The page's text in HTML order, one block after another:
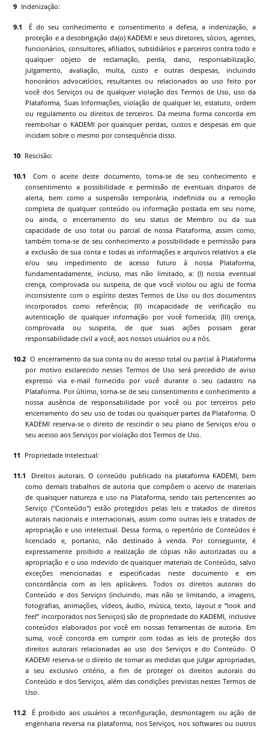
Indenização:
É do seu conhecimento e consentimento a defesa, a indenização, a
proteção e a desobrigação da(o) KADEMI e seus diretores, sócios, agentes,
funcionários, consultores, afiliados, subsidiários e parceiros contra todo e
qualquer objeto de reclamação, perda, dano, responsabilização,
julgamento, avaliação, multa, custo e outras despesas, incluindo
honorários advocatícios, resultantes ou relacionados ao uso feito por
você dos Serviços ou de qualquer violação dos Termos de Uso, uso da
Plataforma, Suas Informações, violação de qualquer lei, estatuto, ordem
ou regulamento ou direitos de terceiros. Da mesma forma concorda em
reembolsar o KADEMI por quaisquer perdas, custos e despesas em que
incidam sobre o mesmo por consequência disso.
Rescisão:
Com o aceite deste documento, torna-se de seu conhecimento e
consentimento a possibilidade e permissão de eventuais disparos de
alerta, bem como a suspensão temporária, indefinida ou a remoção
completa de qualquer conteúdo ou informação postada em seu nome,
ou ainda, o encerramento do seu status de Membro ou da sua
capacidade de uso total ou parcial de nossa Plataforma, assim como,
também torna-se de seu conhecimento a possibilidade e permissão para
a exclusão de sua conta e todas as informações e arquivos relativos a ela
e/ou seu impedimento de acesso futuro à nossa Plataforma,
fundamentadamente, incluso, mas não limitado, a: (I) nossa eventual
crença, comprovada ou suspeita, de que você violou ou agiu de forma
inconsistente com o espírito destes Termos de Uso ou dos documentos
incorporados como referência; (II) incapacidade de verificação ou
autenticação de qualquer informação por você fornecida; (III) crença,
comprovada ou suspeita, de que suas ações possam gerar
responsabilidade civil a você, aos nossos usuários ou a nós.
O encerramento da sua conta ou do acesso total ou parcial à Plataforma
por motivo esclarecido nesses Termos de Uso será precedido de aviso
expresso via e-mail fornecido por você durante o seu cadastro na
Plataforma. Por último, torna-se de seu consentimento e conhecimento a
nossa ausência de responsabilidade por você ou por terceiros pelo
encerramento do seu uso de todas ou quaisquer partes da Plataforma. O
KADEMI reserva-se o direito de rescindir o seu plano de Serviços e/ou o
seu acesso aos Serviços por violação dos Termos de Uso.
Propriedade Intelectual:
Direitos autorais. O conteúdo publicado na plataforma KADEMI, bem
como demais trabalhos de autoria que compõem o acervo de materiais
de quaisquer natureza e uso na Plataforma, sendo tais pertencentes ao
Serviço ("Conteúdo") estão protegidos pelas leis e tratados de direitos
autorais nacionais e internacionais, assim como outras leis e tratados de
apropriação e uso intelectual. Dessa forma, o repertório de Conteúdos é
licenciado e, portanto, não destinado à venda. Por conseguinte, é
expressamente proibido a realização de cópias não autorizadas ou a
apropriação e o uso indevido de quaisquer materiais de Conteúdo, salvo
exceções mencionadas e especificadas neste documento e em
concordância com as leis aplicáveis. Todos os direitos autorais do
Conteúdo e dos Serviços (incluindo, mas não se limitando, a imagens,
fotografias, animações, vídeos, áudio, música, texto, layout e “look and
feel” incorporados nos Serviços) são de propriedade do KADEMI, inclusive
conteúdos elaborados por você em nossas ferramentas de autoria. Em
suma, você concorda em cumprir com todas as leis de proteção dos
direitos autorais relacionadas ao uso dos Serviços e do Conteúdo. O
KADEMI reserva-se o direito de tomar as medidas que julgar apropriadas,
a seu exclusivo critério, a fim de proteger os direitos autorais do
Conteúdo e dos Serviços, além das condições previstas nestes Termos de
Uso.
É proibido aos usuários a reconfiguração, desmontagem ou ação de
engenharia reversa na plataforma, nos Serviços, nos softwares ou outros